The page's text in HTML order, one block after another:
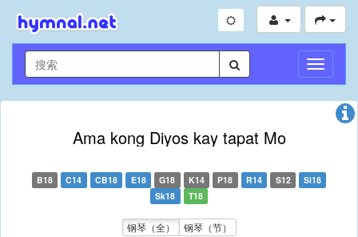
切
换
导
Ama kong Diyos kay tapat Mo
B18 C14 CB18 E18 G18 K14 P18 R14 S12
Si18
Sk18
T18
钢琴（全） 钢琴（节）